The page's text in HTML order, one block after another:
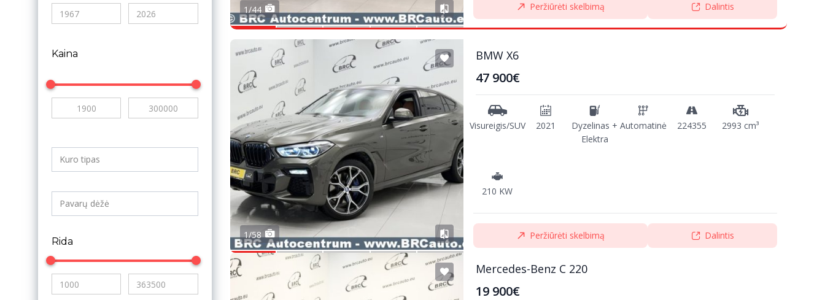
Kaina
Rida
1/44 Peržiūrėti skelbimą Dalintis
1/58
BMW X6
47 900€
Visureigis/SUV 2021
Dyzelinas +
Elektra
Automatinė 224355 2993 cm³
210 KW
Peržiūrėti skelbimą Dalintis
Mercedes-Benz C 220
19 900€